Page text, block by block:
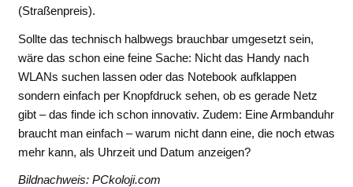
(Straßenpreis).
Sollte das technisch halbwegs brauchbar umgesetzt sein,
wäre das schon eine feine Sache: Nicht das Handy nach
WLANs suchen lassen oder das Notebook aufklappen
sondern einfach per Knopfdruck sehen, ob es gerade Netz
gibt – das finde ich schon innovativ. Zudem: Eine Armbanduhr
braucht man einfach – warum nicht dann eine, die noch etwas
mehr kann, als Uhrzeit und Datum anzeigen?
Bildnachweis: PCkoloji.com